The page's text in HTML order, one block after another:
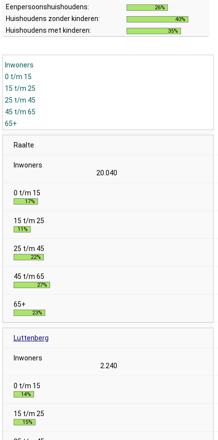
Eenpersoonshuishoudens:
26%
Huishoudens zonder kinderen: 40%
Huishoudens met kinderen: 35%
Inwoners
0 t/m 15
15 t/m 25
25 t/m 45
45 t/m 65
65+
Raalte
20.040
17%
11%
22%
27%
23%
Luttenberg
2.240
14%
15%